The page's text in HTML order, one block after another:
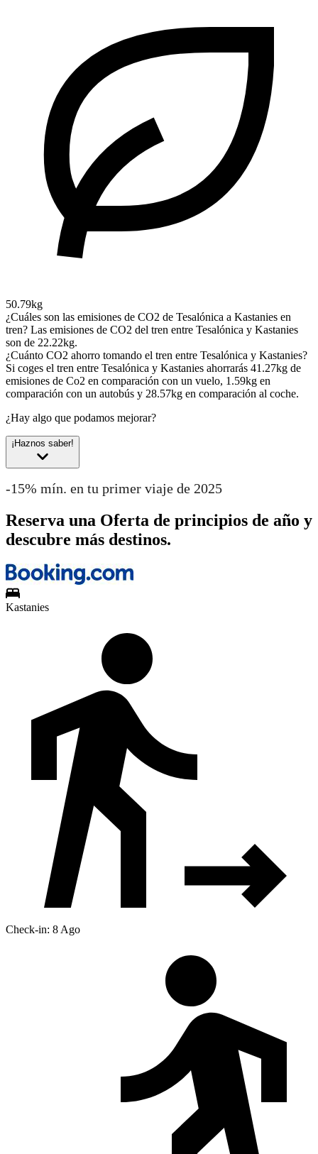
50.79kg
¿Cuáles son las emisiones de CO2 de Tesalónica a Kastanies en
tren? Las emisiones de CO2 del tren entre Tesalónica y Kastanies
son de 22.22kg.
¿Cuánto CO2 ahorro tomando el tren entre Tesalónica y Kastanies?
Si coges el tren entre Tesalónica y Kastanies ahorrarás 41.27kg de
emisiones de Co2 en comparación con un vuelo, 1.59kg en
comparación con un autobús y 28.57kg en comparación al coche.
¿Hay algo que podamos mejorar?
¡Haznos saber!
-15% mín. en tu primer viaje de 2025
Reserva una Oferta de principios de año y
descubre más destinos.
Kastanies
Check-in: 8 Ago